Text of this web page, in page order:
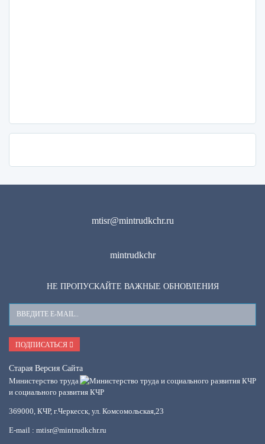
mtisr@mintrudkchr.ru
mintrudkchr
НЕ ПРОПУСКАЙТЕ ВАЖНЫЕ ОБНОВЛЕНИЯ
Ваш
E-
Mail
ПОДПИСАТЬСЯ
Старая Версия Сайта
Министерство труда
и социального развития КЧР
369000, КЧР, г.Черкесск, ул. Комсомольская,23
E-mail : mtisr@mintrudkchr.ru